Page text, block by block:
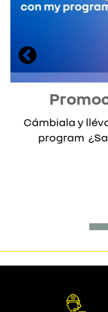
Cámbiala y
program